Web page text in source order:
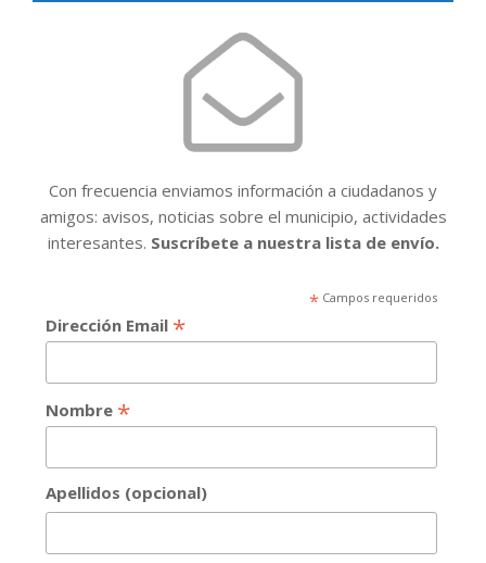
Con frecuencia enviamos información a ciudadanos y
amigos: avisos, noticias sobre el municipio, actividades
interesantes. Suscríbete a nuestra lista de envío.
*Campos requeridos
Dirección Email *
Nombre *
Apellidos (opcional)